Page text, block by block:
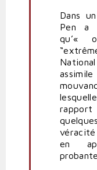
Dans
Pen a
qu’«
véracité
en